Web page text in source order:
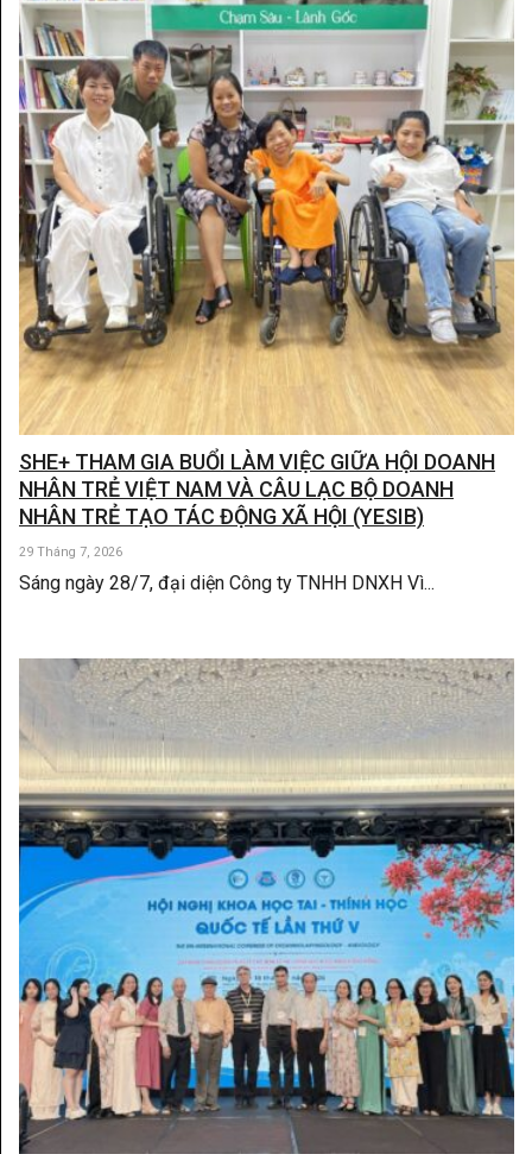
SHE+ THAM GIA BUỔI LÀM VIỆC GIỮA HỘI DOANH
NHÂN TRẺ VIỆT NAM VÀ CÂU LẠC BỘ DOANH
NHÂN TRẺ TẠO TÁC ĐỘNG XÃ HỘI (YESIB)
29 Tháng 7, 2026
Sáng ngày 28/7, đại diện Công ty TNHH DNXH Vì...